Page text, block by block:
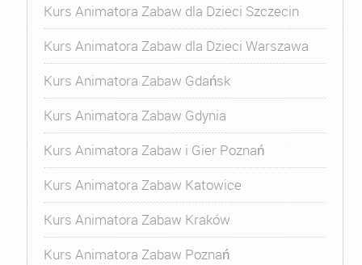
Kurs Animatora Zabaw dla Dzieci Szczecin
Kurs Animatora Zabaw dla Dzieci Warszawa
Kurs Animatora Zabaw Gdańsk
Kurs Animatora Zabaw Gdynia
Kurs Animatora Zabaw i Gier Poznań
Kurs Animatora Zabaw Katowice
Kurs Animatora Zabaw Kraków
Kurs Animatora Zabaw Poznań